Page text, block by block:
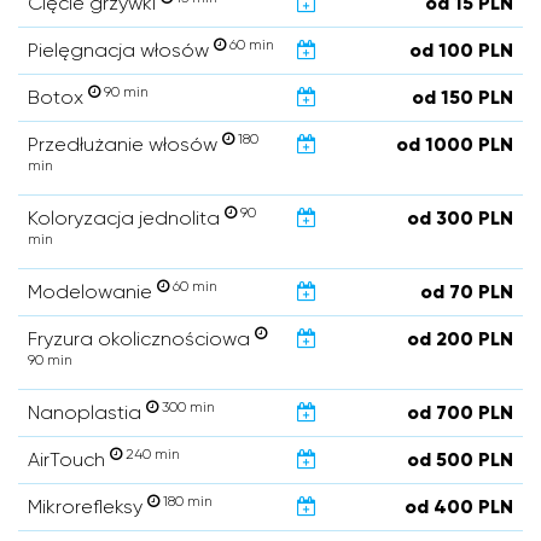
Pielęgnacja włosów 60 min od 100 PLN
Botox 90 min od 150 PLN
Przedłużanie włosów
180
min
od 1000 PLN
Koloryzacja jednolita
90
min
od 300 PLN
Modelowanie 60 min od 70 PLN
Fryzura okolicznościowa
90 min
od 200 PLN
Nanoplastia 300 min od 700 PLN
AirTouch 240 min od 500 PLN
Mikrorefleksy 180 min od 400 PLN